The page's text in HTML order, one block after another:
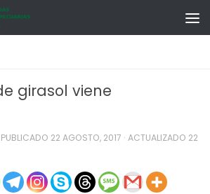
girasol viene
PUBLICADO 22 AGOSTO, 2017 · ACTUALIZADO 22